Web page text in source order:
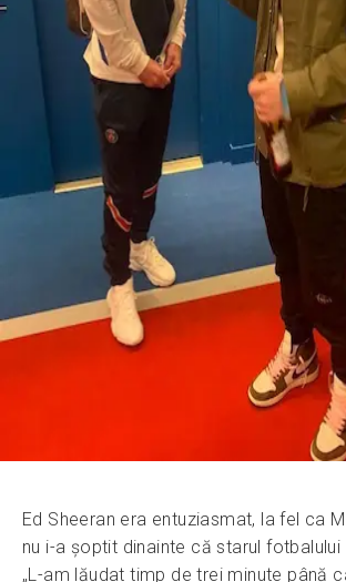
Ed Sheeran era entuziasmat, la fel ca
nu i-a șoptit dinainte că starul fotbalului
„L-am lăudat timp de trei minute până